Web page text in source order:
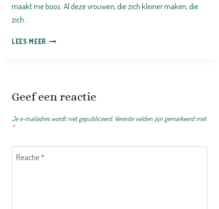
maakt me boos. Al deze vrouwen, die zich kleiner maken, die
zich…
LEES MEER WANNEER
Geef een reactie
Je e-mailadres wordt niet gepubliceerd. Vereiste velden zijn gemarkeerd met
*
Reactie*